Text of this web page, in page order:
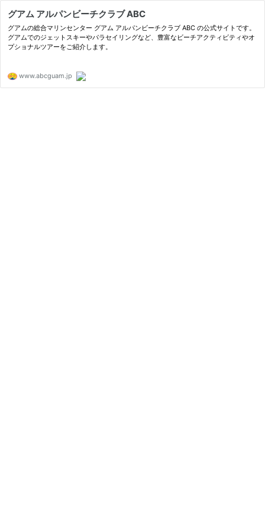
グアム アルパンビーチクラブ ABC
グアムの総合マリンセンター グアム アルパンビーチクラブ ABC の公式サイトです。
グアムでのジェットスキーやパラセイリングなど、豊富なビーチアクティビティやオ
プショナルツアーをご紹介します。
www.abcguam.jp